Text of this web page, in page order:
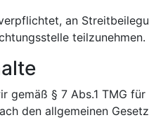
an
teilzunehmen.
gemäß § 7 Abs.1 TMG für
den allgemeinen